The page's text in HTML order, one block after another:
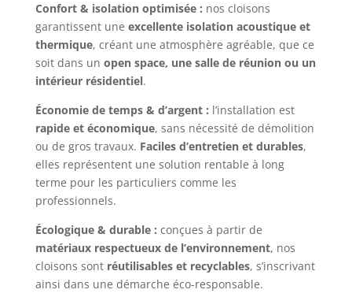
Confort & isolation optimisée : nos cloisons
garantissent une excellente isolation acoustique et
thermique, créant une atmosphère agréable, que ce
soit dans un open space, une salle de réunion ou un
intérieur résidentiel.
Économie de temps & d’argent : l’installation est
rapide et économique, sans nécessité de démolition
ou de gros travaux. Faciles d’entretien et durables,
elles représentent une solution rentable à long
terme pour les particuliers comme les
professionnels.
Écologique & durable : conçues à partir de
matériaux respectueux de l’environnement, nos
cloisons sont réutilisables et recyclables, s’inscrivant
ainsi dans une démarche éco-responsable.